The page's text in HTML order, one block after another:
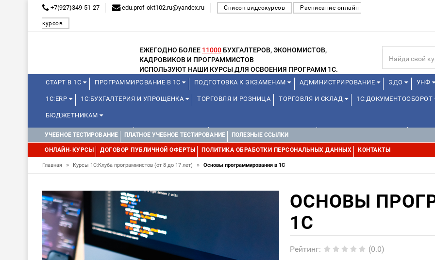
+7(927)349-51-27 edu.prof-okt102.ru@yandex.ru Список видеокурсов Расписание онлайн-
курсов
ЕЖЕГОДНО БОЛЕЕ 11000 БУХГАЛТЕРОВ, ЭКОНОМИСТОВ,
КАДРОВИКОВ И ПРОГРАММИСТОВ
ИСПОЛЬЗУЮТ НАШИ КУРСЫ ДЛЯ ОСВОЕНИЯ ПРОГРАММ 1С.
СТАРТ В 1С ПРОГРАММИРОВАНИЕ В 1С ПОДГОТОВКА К ЭКЗАМЕНАМ АДМИНИСТРИРОВАНИЕ ЭДО УНФ
1С:ERP 1С:БУХГАЛТЕРИЯ И УПРОЩЕНКА ТОРГОВЛЯ И РОЗНИЦА ТОРГОВЛЯ И СКЛАД 1С:ДОКУМЕНТООБОРОТ
БЮДЖЕТНИКАМ
КУРСЫ ДЛЯ ШКОЛЬНИКОВ ДЛЯ ШКОЛЬНИКОВ 1С:УПРАВЛЕНИЕ ХОЛДИНГОМ
УЧЕБНОЕ ТЕСТИРОВАНИЕ ПЛАТНОЕ УЧЕБНОЕ ТЕСТИРОВАНИЕ ПОЛЕЗНЫЕ ССЫЛКИ
ОНЛАЙН-КУРСЫ ДОГОВОР ПУБЛИЧНОЙ ОФЕРТЫ ПОЛИТИКА ОБРАБОТКИ ПЕРСОНАЛЬНЫХ ДАННЫХ КОНТАКТЫ
Главная » Курсы 1С:Клуба программистов (от 8 до 17 лет) » Основы программирования в 1С
ОСНОВЫ
1С
Рейтинг: (0.0)